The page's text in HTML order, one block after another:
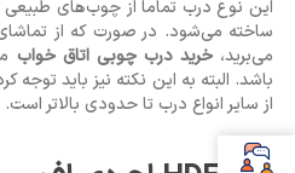
این نوع درب تماما از چوب‌های
ساخته می‌شود. در صورت که از
می‌برید،خرید درب چوبی اتاق خواب
باشد. البته به این نکته نیز باید توجه
از سایر انواع درب تا حدودی بالاتر است.